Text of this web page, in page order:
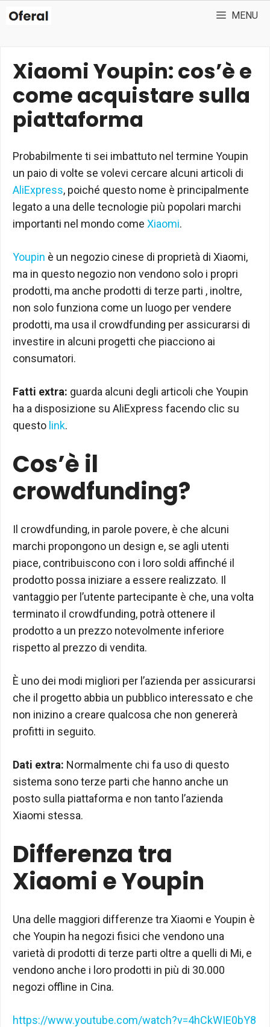
MENU
Xiaomi Youpin: cos’è e
come acquistare sulla
piattaforma
Probabilmente ti sei imbattuto nel termine Youpin
un paio di volte se volevi cercare alcuni articoli di
AliExpress, poiché questo nome è principalmente
legato a una delle tecnologie più popolari marchi
importanti nel mondo come Xiaomi.
Youpin è un negozio cinese di proprietà di Xiaomi,
ma in questo negozio non vendono solo i propri
prodotti, ma anche prodotti di terze parti , inoltre,
non solo funziona come un luogo per vendere
prodotti, ma usa il crowdfunding per assicurarsi di
investire in alcuni progetti che piacciono ai
consumatori.
Fatti extra: guarda alcuni degli articoli che Youpin
ha a disposizione su AliExpress facendo clic su
questo link.
Cos’è il
crowdfunding?
Il crowdfunding, in parole povere, è che alcuni
marchi propongono un design e, se agli utenti
piace, contribuiscono con i loro soldi affinché il
prodotto possa iniziare a essere realizzato. Il
vantaggio per l’utente partecipante è che, una volta
terminato il crowdfunding, potrà ottenere il
prodotto a un prezzo notevolmente inferiore
rispetto al prezzo di vendita.
È uno dei modi migliori per l’azienda per assicurarsi
che il progetto abbia un pubblico interessato e che
non inizino a creare qualcosa che non genererà
profitti in seguito.
Dati extra: Normalmente chi fa uso di questo
sistema sono terze parti che hanno anche un
posto sulla piattaforma e non tanto l’azienda
Xiaomi stessa.
Differenza tra
Xiaomi e Youpin
Una delle maggiori differenze tra Xiaomi e Youpin è
che Youpin ha negozi fisici che vendono una
varietà di prodotti di terze parti oltre a quelli di Mi, e
vendono anche i loro prodotti in più di 30.000
negozi offline in Cina.
https://www.youtube.com/watch?v=4hCkWIE0bY8